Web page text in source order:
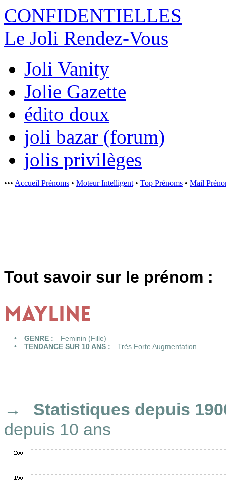
CONFIDENTIELLES
Le Joli Rendez-Vous
Joli Vanity
Jolie Gazette
édito doux
joli bazar (forum)
jolis privilèges
••• Accueil Prénoms • Moteur Intelligent • Top Prénoms • Mail
Tout savoir sur le prénom :
MAYLINE
GENRE :
Feminin (Fille)
TENDANCE SUR 10 ANS :
Très Forte Augmentation
Statistiques depuis
depuis 10 ans